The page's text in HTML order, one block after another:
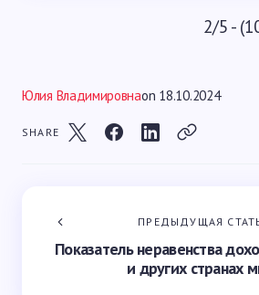
2/5 -
Юлия Владимировнаon 18.10.2024
SHARE
ПРЕДЫДУЩАЯ
Показатель неравенства
и других странах